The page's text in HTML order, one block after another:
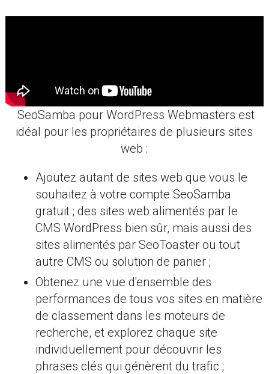
SeoSamba pour WordPress Webmasters est
idéal pour les propriétaires de plusieurs sites
web :
Ajoutez autant de sites web que vous le
souhaitez à votre compte SeoSamba
gratuit ; des sites web alimentés par le
CMS WordPress bien sûr, mais aussi des
sites alimentés par SeoToaster ou tout
autre CMS ou solution de panier ;
Obtenez une vue d'ensemble des
performances de tous vos sites en matière
de classement dans les moteurs de
recherche, et explorez chaque site
individuellement pour découvrir les
phrases clés qui génèrent du trafic ;